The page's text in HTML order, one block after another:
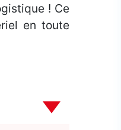
! Ce
en toute